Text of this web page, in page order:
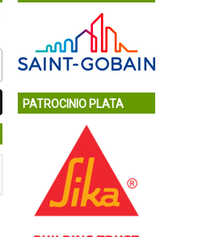
PATROCINIO PLATA